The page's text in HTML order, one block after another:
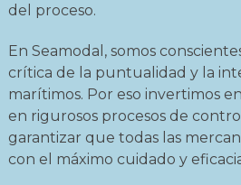
del proceso.
En Seamodal, somos
crítica de la puntualidad y la
marítimos. Por eso invertimos
en rigurosos procesos de
garantizar que todas las
con el máximo cuidado y